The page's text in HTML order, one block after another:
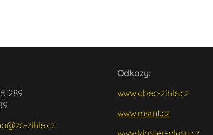
289
zihle.cz
Odkazy:
www.obec-zihle.cz
www.msmt.cz